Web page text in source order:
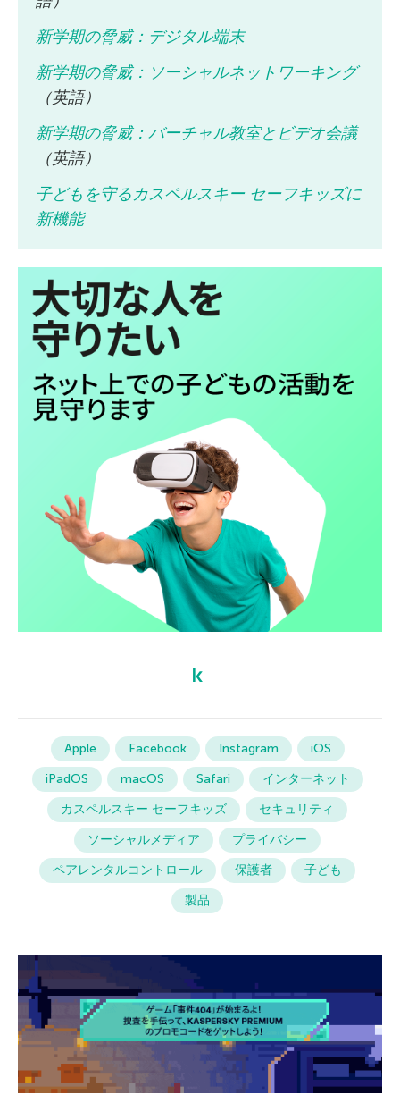
新学期の脅威：デジタル端末
新学期の脅威：ソーシャルネットワーキング
（英語）
新学期の脅威：バーチャル教室とビデオ会議
（英語）
子どもを守るカスペルスキー セーフキッズに
新機能
Apple Facebook Instagram
iOS
iPadOS
macOS Safari
インターネット
カスペルスキー セーフキッズ
セキュリティ
ソーシャルメディア
プライバシー
ペアレンタルコントロール
保護者
子ども
製品